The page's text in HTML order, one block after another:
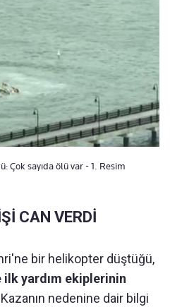
sayıda ölü var - 1. Resim
CAN VERDİ
bir helikopter düştüğü,
yardım ekiplerinin
nedenine dair bilgi